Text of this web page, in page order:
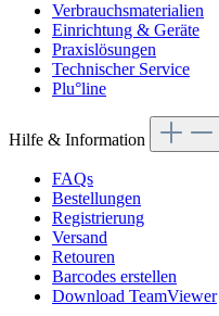
Verbrauchsmaterialien
Einrichtung & Geräte
Praxislösungen
Technischer Service
Plu°line
Hilfe & Information
FAQs
Bestellungen
Registrierung
Versand
Retouren
Barcodes erstellen
Download TeamViewer